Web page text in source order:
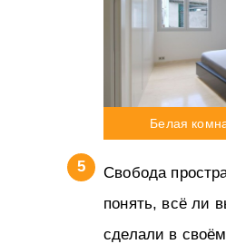
Белая
Свобода
понять, всё ли
сделали в